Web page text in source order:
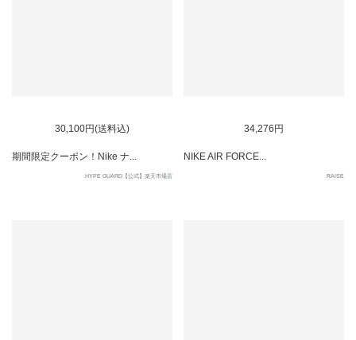
30,100円(送料込)
期間限定クーポン！Nike ナ...
HYPE GUARD【公式】楽天市場店
34,276円
NIKE AIR FORCE...
RAISE